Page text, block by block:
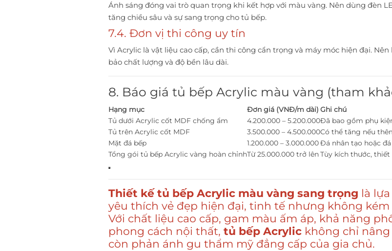
Ánh sáng đóng vai trò quan trọng khi kết hợp với màu vàng. Nên dùng đèn
tăng chiều sâu và sự sang trọng cho tủ bếp.
7.4. Đơn vị thi công uy tín
Vì Acrylic là vật liệu cao cấp, cần thi công cẩn trọng và máy móc hiện đại.
bảo chất lượng và độ bền lâu dài.
8. Báo giá tủ bếp Acrylic màu vàng (tham
Hạng mục Đơn giá (VNĐ/m dài) Ghi chú
Tủ dưới Acrylic cốt MDF chống ẩm
4.200.000 – 5.200.000Đã bao gồm phụ
Tủ trên Acrylic cốt MDF
3.500.000 – 4.500.000Có thể tăng nếu
Mặt đá bếp
1.200.000 – 3.000.000Đá nhân tạo hoặc
Tổng gói tủ bếp Acrylic vàng hoàn chỉnhTừ 25.000.000 trở lênTùy kích thước, thiết
Thiết kế tủ bếp Acrylic màu vàng sang trọng là
yêu thích vẻ đẹp hiện đại, tinh tế nhưng không
Với chất liệu cao cấp, gam màu ấm áp, khả năng
phong cách nội thất, tủ bếp Acrylic không chỉ
còn phản ánh gu thẩm mỹ đẳng cấp của gia chủ.